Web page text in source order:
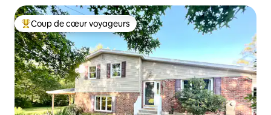
Coups de cœur voyageurs les plus appréciés
Coup de cœur voyageurs